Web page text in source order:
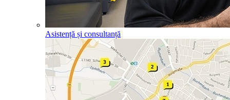
Asistență și consultanță